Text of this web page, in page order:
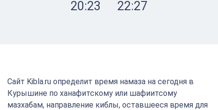
20:23 22:27
Сайт Kibla.ru определит время намаза на сегодня в
Курышине по ханафитскому или шафиитсому
мазхабам, направление киблы, оставшееся время для